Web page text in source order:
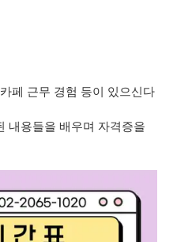
페 근무 경험 등이 있으신다
내용들을 배우며 자격증을